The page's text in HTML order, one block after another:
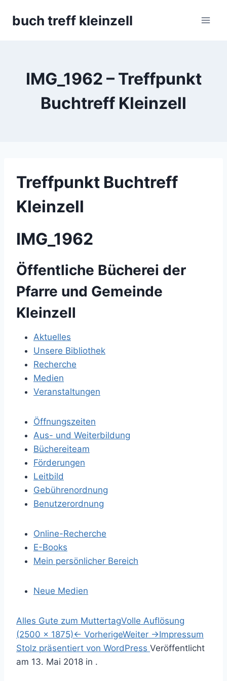
buch treff kleinzell
IMG_1962 – Treffpunkt
Buchtreff Kleinzell
Treffpunkt Buchtreff
Kleinzell
IMG_1962
Öffentliche Bücherei der
Pfarre und Gemeinde
Kleinzell
Aktuelles
Unsere Bibliothek
Recherche
Medien
Veranstaltungen
Öffnungszeiten
Aus- und Weiterbildung
Büchereiteam
Förderungen
Leitbild
Gebührenordnung
Benutzerordnung
Online-Recherche
E-Books
Mein persönlicher Bereich
Neue Medien
S
p
r
i
Alles Gute zum MuttertagVolle Auflösung
(2500 × 1875)← VorherigeWeiter →Impressum
Stolz präsentiert von WordPress S
Veröffentlicht
am 13. Mai 2018 in .